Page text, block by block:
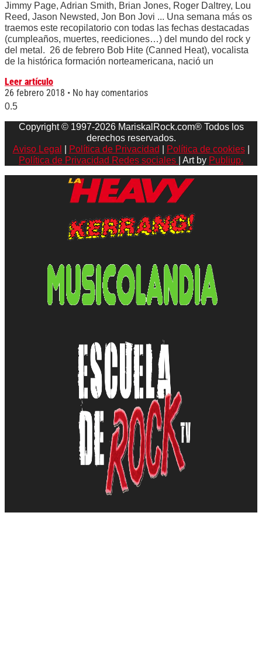
Jimmy Page, Adrian Smith, Brian Jones, Roger Daltrey, Lou
Reed, Jason Newsted, Jon Bon Jovi ... Una semana más os
traemos este recopilatorio con todas las fechas destacadas
(cumpleaños, muertes, reediciones…) del mundo del rock y
del metal. 26 de febrero Bob Hite (Canned Heat), vocalista
de la histórica formación norteamericana, nació un
Leer artículo
26 febrero 2018
No hay comentarios
Copyright © 1997-2026 MariskalRock.com® Todos los
derechos reservados.
Aviso Legal
Política de Privacidad Política de cookies|
Política de Privacidad Redes sociales
| Art by Publiup.